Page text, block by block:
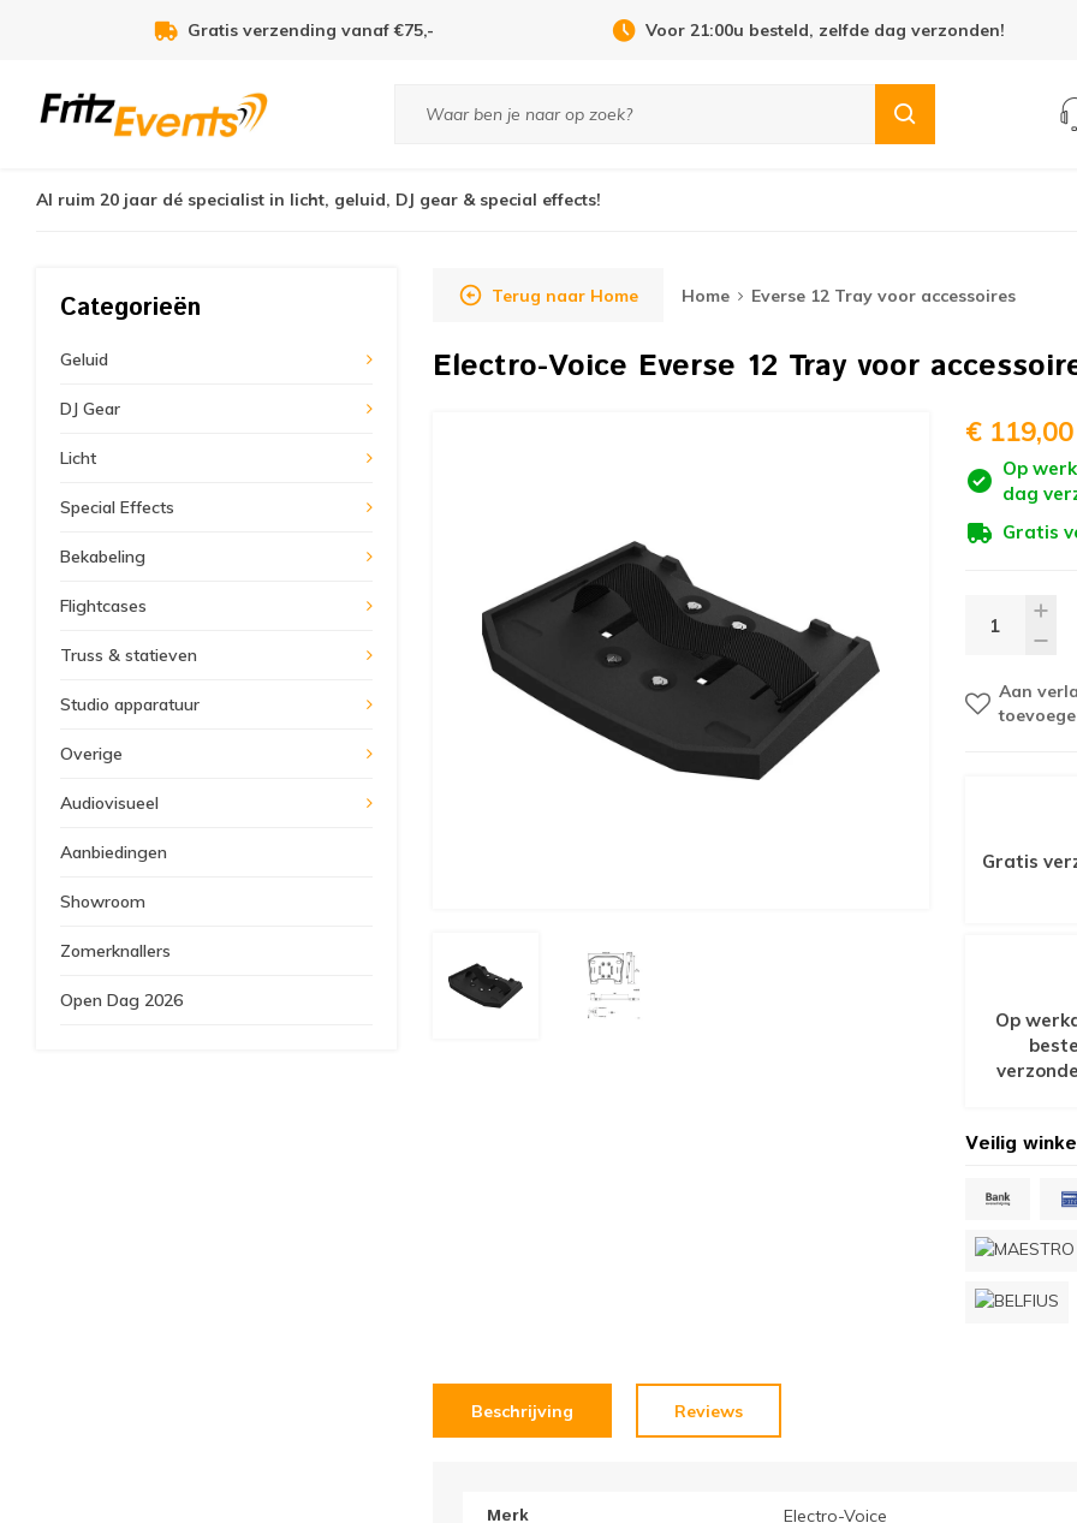
Voor 21:00u besteld, zelfde dag verzonden! Open Dag 19 september in Cuijk!
Al ruim 20 jaar dé specialist in licht, geluid, DJ gear & special effects!
Categorieën
Geluid
DJ Gear
Licht
Special Effects
Bekabeling
Flightcases
Truss & statieven
Studio apparatuur
Overige
Audiovisueel
Aanbiedingen
Showroom
Zomerknallers
Open Dag 2026
Terug naar Home Home Everse 12 Tray voor accessoires
Electro-Voice Everse 12 Tray voor
€ 119,00
Op
dag
Gratis
Aan
Gratis
Op
Veilig
Beschrijving Reviews
Merk Electro-Voice